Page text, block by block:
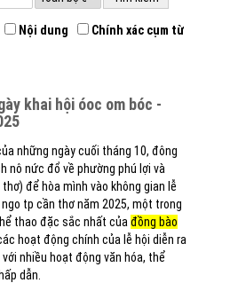
Nội dung Chính xác cụm từ
những ngày cuối tháng 10, đông
nô nức đổ về phường phú lợi và
để hòa mình vào không gian lễ
tp cần thơ năm 2025, một trong
thao đặc sắc nhất của đồng bào
hoạt động chính của lễ hội diễn ra
nhiều hoạt động văn hóa, thể
dẫn.